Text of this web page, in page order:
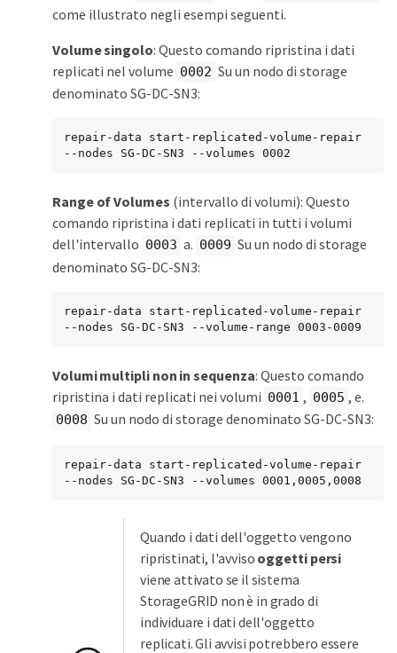
come illustrato negli esempi seguenti.
Volume singolo: Questo comando ripristina i dati
replicati nel volume 0002 Su un nodo di storage
denominato SG-DC-SN3:
repair-data start-replicated-volume-repair
--nodes SG-DC-SN3 --volumes 0002
Range of Volumes (intervallo di volumi): Questo
comando ripristina i dati replicati in tutti i volumi
dell'intervallo 0003 a. 0009 Su un nodo di storage
denominato SG-DC-SN3:
repair-data start-replicated-volume-repair
--nodes SG-DC-SN3 --volume-range 0003-0009
Volumi multipli non in sequenza: Questo comando
ripristina i dati replicati nei volumi 0001 , 0005 , e.
0008 Su un nodo di storage denominato SG-DC-SN3:
repair-data start-replicated-volume-repair
--nodes SG-DC-SN3 --volumes 0001,0005,0008
Quando i dati dell'oggetto vengono
ripristinati, l'avviso oggetti persi
viene attivato se il sistema
StorageGRID non è in grado di
individuare i dati dell'oggetto
replicati. Gli avvisi potrebbero essere